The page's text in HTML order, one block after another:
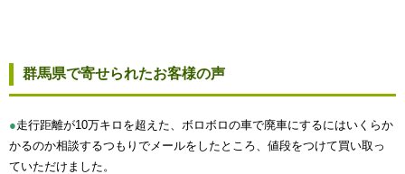
群馬県で寄せられたお客様の声
●走行距離が10万キロを超えた、ボロボロの車で廃車にするにはいくらか
かるのか相談するつもりでメールをしたところ、値段をつけて買い取っ
ていただけました。